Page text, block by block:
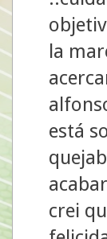
la
está
crei